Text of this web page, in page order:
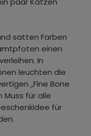
satten Farben
einen
In
leuchten die
„Fine Bone
Muss für alle
für